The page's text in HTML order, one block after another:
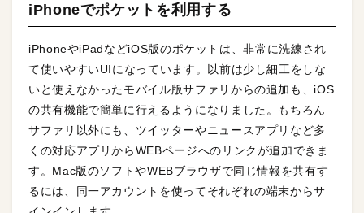
iPhoneでポケットを利用する
iPhoneやiPadなどiOS版のポケットは、非常に洗練され
て使いやすいUIになっています。以前は少し細工をしな
いと使えなかったモバイル版サファリからの追加も、iOS
の共有機能で簡単に行えるようになりました。もちろん
サファリ以外にも、ツイッターやニュースアプリなど多
くの対応アプリからWEBページへのリンクが追加できま
す。Mac版のソフトやWEBブラウザで同じ情報を共有す
るには、同一アカウントを使ってそれぞれの端末からサ